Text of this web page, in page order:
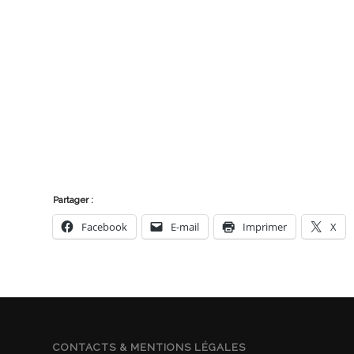
Partager :
Facebook E-mail Imprimer X
CONTACTS & MENTIONS LÉGALES